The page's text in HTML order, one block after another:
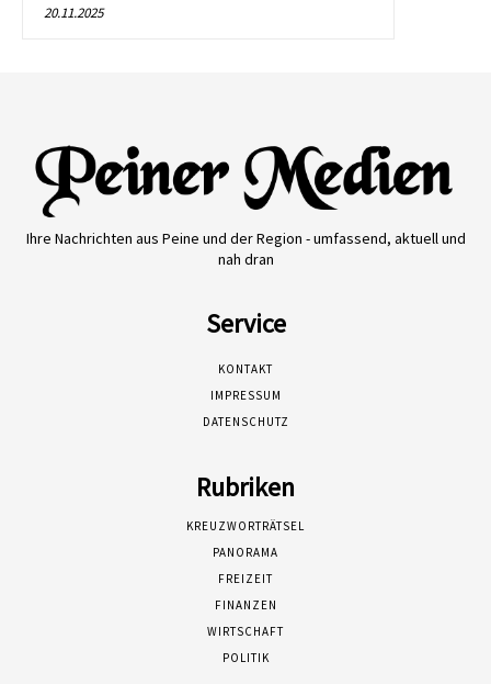
20.11.2025
Ihre Nachrichten aus Peine und der Region - umfassend, aktuell und
nah dran
Service
KONTAKT
IMPRESSUM
DATENSCHUTZ
Rubriken
KREUZWORTRÄTSEL
PANORAMA
FREIZEIT
FINANZEN
WIRTSCHAFT
POLITIK